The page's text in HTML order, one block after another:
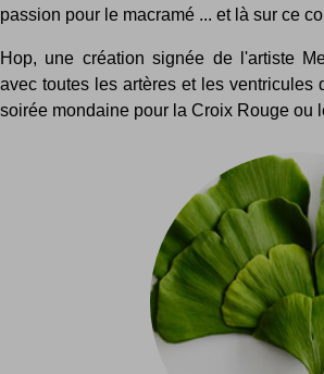
passion pour le macramé ... et là sur ce
Hop, une création signée de l'artiste
avec toutes les artères et les ventricules
soirée mondaine pour la Croix Rouge ou